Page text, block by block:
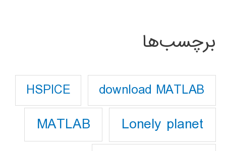
برچسب‌ها
download MATLAB
HSPICE
Lonely planet
MATLAB